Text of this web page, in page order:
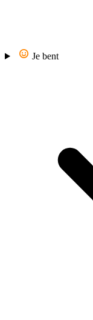
Je bent